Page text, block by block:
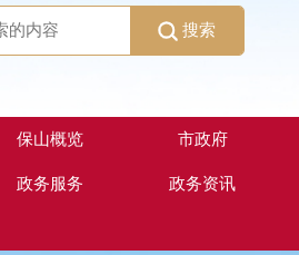
搜索
保山概览 市政府
政务服务 政务资讯